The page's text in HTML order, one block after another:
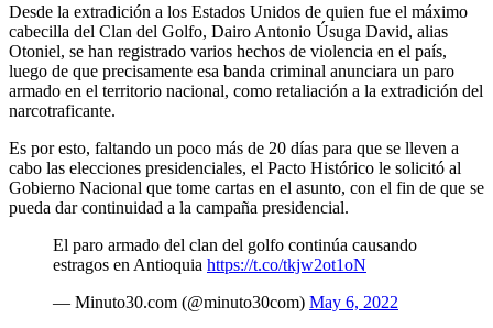
Desde la extradición a los Estados Unidos de quien fue el máximo
cabecilla del Clan del Golfo, Dairo Antonio Úsuga David, alias
Otoniel, se han registrado varios hechos de violencia en el país,
luego de que precisamente esa banda criminal anunciara un paro
armado en el territorio nacional, como retaliación a la extradición del
narcotraficante.
Es por esto, faltando un poco más de 20 días para que se lleven a
cabo las elecciones presidenciales, el Pacto Histórico le solicitó al
Gobierno Nacional que tome cartas en el asunto, con el fin de que se
pueda dar continuidad a la campaña presidencial.
El paro armado del clan del golfo continúa causando
estragos en Antioquia https://t.co/tkjw2ot1oN
— Minuto30.com (@minuto30com) May 6, 2022